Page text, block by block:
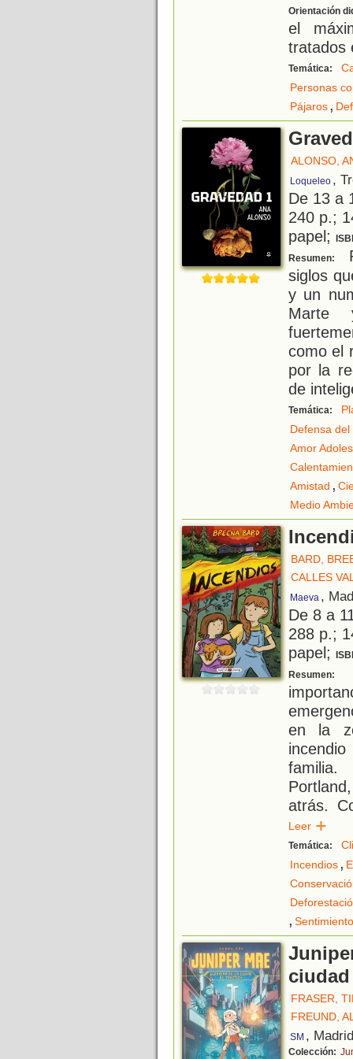
Orientación
el
tratados
Temática:
Personas
Pájaros,
ALONSO,
Loqueleo ,
De 13 a
240 p.;
papel;
Resumen:
siglos
y un
Marte
como el
por la
de
Temática:
Defensa
Amor
Amistad ,
Medio
BARD,
CALLES
Maeva ,
De 8 a
288 p.;
papel;
Resumen:
en la
familia.
atrás.
Leer
Temática:
Incendios,
,
FRASER,
FREUND,
SM ,
Colección: